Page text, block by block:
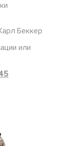
Беккер
или